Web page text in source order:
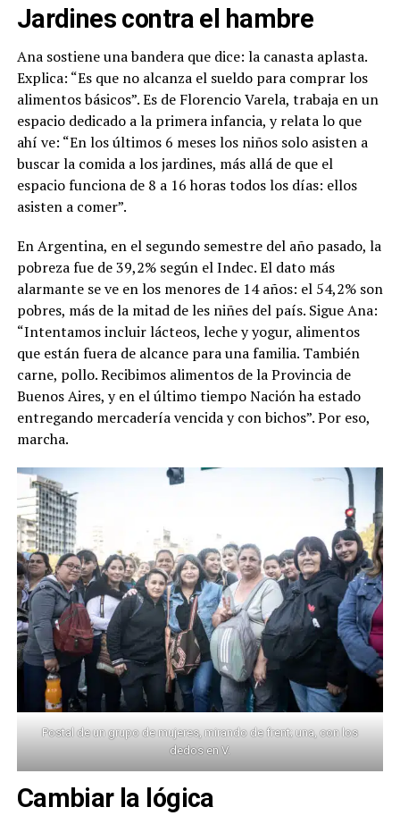
Jardines contra el hambre
Ana sostiene una bandera que dice: la canasta aplasta.
Explica: “Es que no alcanza el sueldo para comprar los
alimentos básicos”. Es de Florencio Varela, trabaja en un
espacio dedicado a la primera infancia, y relata lo que
ahí ve: “En los últimos 6 meses los niños solo asisten a
buscar la comida a los jardines, más allá de que el
espacio funciona de 8 a 16 horas todos los días: ellos
asisten a comer”.
En Argentina, en el segundo semestre del año pasado, la
pobreza fue de 39,2% según el Indec. El dato más
alarmante se ve en los menores de 14 años: el 54,2% son
pobres, más de la mitad de les niñes del país. Sigue Ana:
“Intentamos incluir lácteos, leche y yogur, alimentos
que están fuera de alcance para una familia. También
carne, pollo. Recibimos alimentos de la Provincia de
Buenos Aires, y en el último tiempo Nación ha estado
entregando mercadería vencida y con bichos”. Por eso,
marcha.
Postal de un grupo de mujeres, mirando de frent; una, con los
dedos en V.
Cambiar la lógica